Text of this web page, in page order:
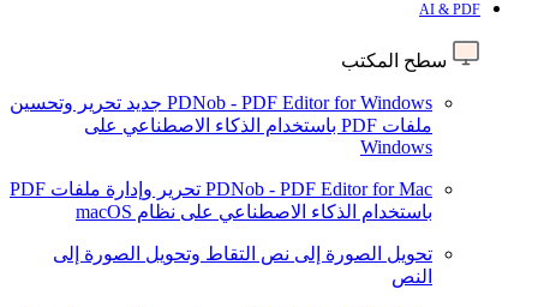
AI & PDF
سطح المكتب
PDNob - PDF Editor for Windows جديد تحرير وتحسين
ملفات PDF باستخدام الذكاء الاصطناعي على
Windows
PDNob - PDF Editor for Mac
تحرير وإدارة ملفات PDF
باستخدام الذكاء الاصطناعي على نظام macOS
تحويل الصورة إلى نص التقاط وتحويل الصورة إلى
النص